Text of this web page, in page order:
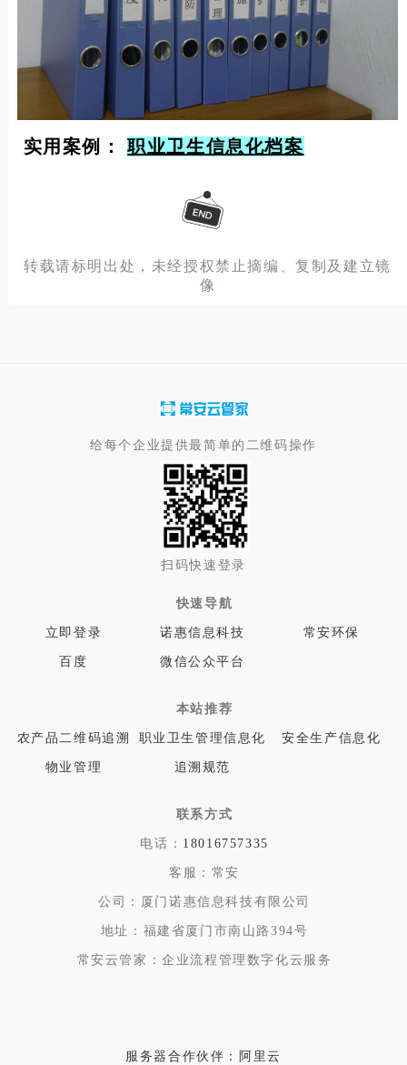
实用案例： 职业卫生信息化档案
转载请标明出处，未经授权禁止摘编、复制及建立镜
像
给每个企业提供最简单的二维码操作
扫码快速登录
快速导航
立即登录 诺惠信息科技 常安环保
百度 微信公众平台
本站推荐
农产品二维码追溯 职业卫生管理信息化 安全生产信息化
物业管理 追溯规范
联系方式
电话： 18016757335
客服： 常安
公司： 厦门诺惠信息科技有限公司
地址： 福建省厦门市南山路394号
常安云管家：企业流程管理数字化云服务
服务器合作伙伴：阿里云